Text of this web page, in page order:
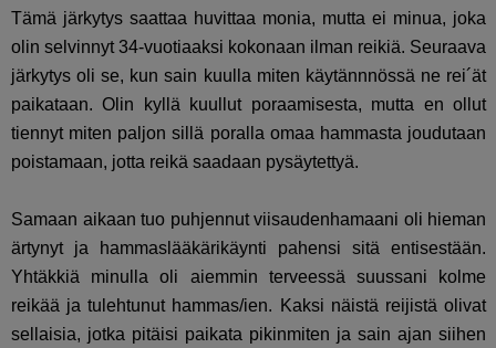
Tämä järkytys saattaa huvittaa monia, mutta ei minua, joka
olin selvinnyt 34-vuotiaaksi kokonaan ilman reikiä. Seuraava
järkytys oli se, kun sain kuulla miten käytännnössä ne rei´ät
paikataan. Olin kyllä kuullut poraamisesta, mutta en ollut
tiennyt miten paljon sillä poralla omaa hammasta joudutaan
poistamaan, jotta reikä saadaan pysäytettyä.
Samaan aikaan tuo puhjennut viisaudenhamaani oli hieman
ärtynyt ja hammaslääkärikäynti pahensi sitä entisestään.
Yhtäkkiä minulla oli aiemmin terveessä suussani kolme
reikää ja tulehtunut hammas/ien. Kaksi näistä reijistä olivat
sellaisia, jotka pitäisi paikata pikinmiten ja sain ajan siihen